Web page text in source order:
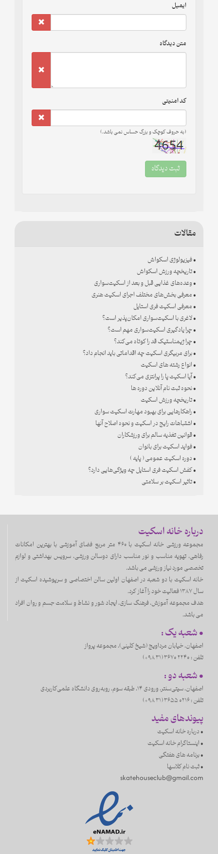
ایمیل
متن دیدگاه
کد امنیتی
(به حروف کوچک و بزرگ حساس نمی باشد.)
مقالات
• فیزیولوژی اسکواش
• تاریخچه ورزش اسکواش
• وعده‌های غذایی قبل و بعد از اسکیت‌سواری
• معرفی بخش‌های مختلف اجرای اسکیت هنری
• معرفی اسکیت فری استایل
• لاغری با اسکیت‌سواری امکان‌پذیر است؟
• چرا یادگیری اسکیت‌سواری مهم است؟
• چرا ژیمناستیک قد را کوتاه می‌کند؟
• برای مربیگری اسکیت چه اقداماتی باید انجام داد؟
• انواع رشته های اسکیت
• آیا اسکیت پا را پرانتزی می‌کند؟
• نحوه ثبت نام آنلاین دوره ها
• تاریخچه ورزش اسکیت
• راهکارهایی برای بهبود مهارت اسکیت سواری
• اشتباهات رایج در اسکیت و نحوه اصلاح آنها
• قوانین تغذیه سالم برای ورزشکاران
• فواید اسکیت برای بانوان
• دوره اسکیت عمومی ( پایه )
• کفش اسکیت فری استایل چه ویژگی‌هایی دارد؟
• تاثیر اسکیت بر سلامتی
درباره خانه اسکیت
مجموعه ورزشی خانه اسکیت با ۴۶۰ متر مربع فضای آموزشی با بهترین امکانات
رفاهی، تهویه مناسب و نور مناسب دارای دوسالن ورزشی، سرویس بهداشتی و لوازم
تخصصی مورد نیاز ورزشی می باشد.
خانه اسکیت با دو شعبه در اصفهان اولین سالن اختصاصی و سرپوشیده اسکیت از
سال 1387 فعالیت خود را آغاز کرد.
هدف مجموعه آموزش، فرهنگ سازی، ایجاد شور و نشاط و سلامت جسم و روان افراد
می باشد.
• شعبه یک :
اصفهان، خيابان مرداويج (شیخ کلینی)، مجموعه پرواز
تلفن : 3670 2240 (31 98+)
• شعبه دو :
اصفهان، سیتی‌سنتر، ورودی ۱۴، طبقه سوم، روبه‌روی دانشگاه علمی‌کاربردی
تلفن :3655 0216 (31 98+)
پیوندهای مفید
• درباره خانه اسکیت
• اینستاگرام خانه اسکیت
• برنامه های هفتگی
• ثبت نام کلاسها
skatehouseclub@gmail.com